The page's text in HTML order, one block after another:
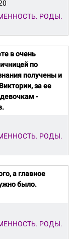
РОДЫ.
в очень
по
получены и
за ее
-
РОДЫ.
а главное
было.
РОДЫ.